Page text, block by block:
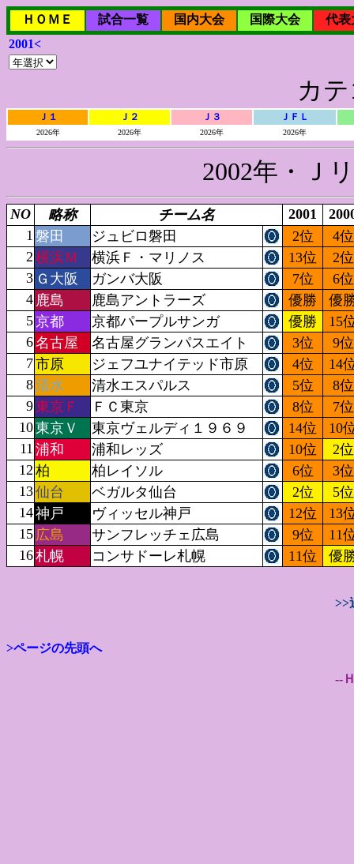
ＨＯＭＥ 試合一覧 国内大会 国際大会
代表
2001<
カ
Ｊ１ Ｊ２ Ｊ３ ＪＦＬ
2026年 2026年 2026年 2026年
2002年・Ｊ
NO 略称 チーム名 2001
1 磐田 ジュビロ磐田 2位
4位
2 横浜Ｍ 横浜Ｆ・マリノス 13位
2位
3 Ｇ大阪 ガンバ大阪 7位
6位
4 鹿島 鹿島アントラーズ 優勝
優
5京都 京都パープルサンガ 優勝
15
6名古屋 名古屋グランパスエイト 3位
9位
7市原 ジェフユナイテッド市原 4位
14
8清水 清水エスパルス 5位
8位
9東京Ｆ ＦＣ東京 8位
7位
10東京Ｖ 東京ヴェルディ１９６９ 14位
10
11 浦和 浦和レッズ 10位
2位
12 柏 柏レイソル 6位
3位
13仙台 ベガルタ仙台 2位
5位
14神戸 ヴィッセル神戸 12位
13
15 広島 サンフレッチェ広島 9位
11
16札幌 コンサドーレ札幌 11位 優
>>
>ページの先頭へ
--